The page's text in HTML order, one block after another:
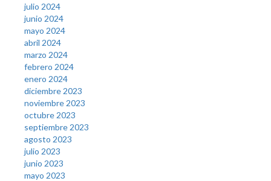
julio 2024
junio 2024
mayo 2024
abril 2024
marzo 2024
febrero 2024
enero 2024
diciembre 2023
noviembre 2023
octubre 2023
septiembre 2023
agosto 2023
julio 2023
junio 2023
mayo 2023